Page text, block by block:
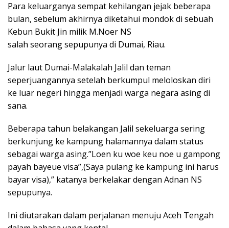
Para keluarganya sempat kehilangan jejak beberapa
bulan, sebelum akhirnya diketahui mondok di sebuah
Kebun Bukit Jin milik M.Noer NS
salah seorang sepupunya di Dumai, Riau.
Jalur laut Dumai-Malakalah Jalil dan teman
seperjuangannya setelah berkumpul meloloskan diri
ke luar negeri hingga menjadi warga negara asing di
sana.
Beberapa tahun belakangan Jalil sekeluarga sering
berkunjung ke kampung halamannya dalam status
sebagai warga asing.”Loen ku woe keu noe u gampong
payah bayeue visa”,(Saya pulang ke kampung ini harus
bayar visa),” katanya berkelakar dengan Adnan NS
sepupunya.
Ini diutarakan dalam perjalanan menuju Aceh Tengah